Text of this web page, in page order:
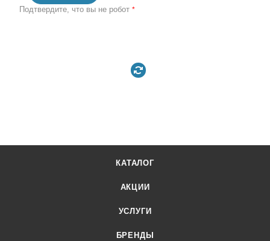
Подтвердите, что вы не робот *
КАТАЛОГ
АКЦИИ
УСЛУГИ
БРЕНДЫ